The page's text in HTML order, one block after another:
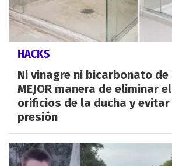
HACKS
Ni vinagre ni bicarbonato
MEJOR manera de eliminar
orificios de la ducha y evitar
presión